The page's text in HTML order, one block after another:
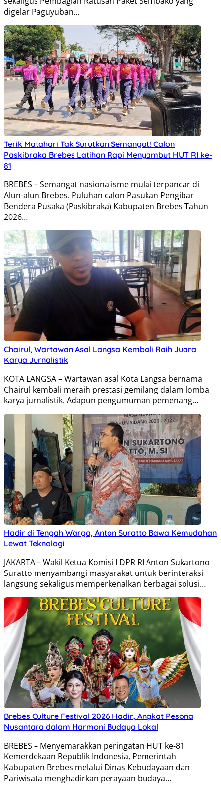
digelar Paguyuban…
Terik Matahari Tak Surutkan Semangat! Calon
Paskibraka Brebes Latihan Rapi Menyambut HUT RI ke-
81
BREBES – Semangat nasionalisme mulai terpancar di
Alun-alun Brebes. Puluhan calon Pasukan Pengibar
Bendera Pusaka (Paskibraka) Kabupaten Brebes Tahun
2026…
Chairul, Wartawan Asal Langsa Kembali Raih Juara
Karya Jurnalistik
KOTA ‎LANGSA – Wartawan asal Kota Langsa bernama
Chairul kembali meraih prestasi gemilang dalam lomba
karya jurnalistik. Adapun pengumuman pemenang…
Hadir di Tengah Warga, Anton Suratto Bawa Kemudahan
Lewat Teknologi
JAKARTA – Wakil Ketua Komisi I DPR RI Anton Sukartono
Suratto menyambangi masyarakat untuk berinteraksi
langsung sekaligus memperkenalkan berbagai solusi…
Brebes Culture Festival 2026 Hadir, Angkat Pesona
Nusantara dalam Harmoni Budaya Lokal
BREBES – Menyemarakkan peringatan HUT ke-81
Kemerdekaan Republik Indonesia, Pemerintah
Kabupaten Brebes melalui Dinas Kebudayaan dan
Pariwisata menghadirkan perayaan budaya…